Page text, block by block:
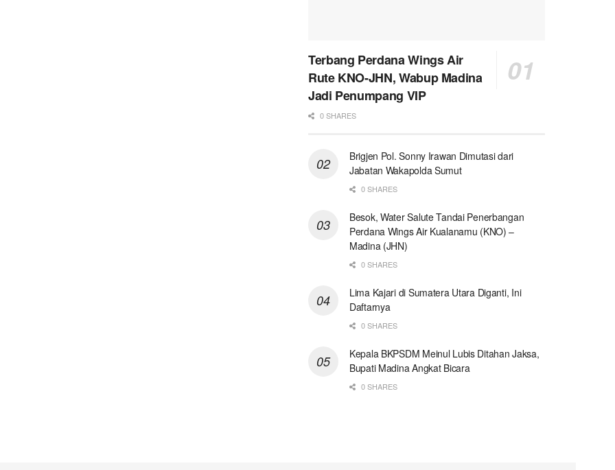
Terbang Perdana Wings Air
Rute KNO-JHN, Wabup Madina
Jadi Penumpang VIP
0 SHARES
Brigjen Pol. Sonny Irawan Dimutasi dari
Jabatan Wakapolda Sumut
0 SHARES
Besok, Water Salute Tandai Penerbangan
Perdana Wings Air Kualanamu (KNO) –
Madina (JHN)
0 SHARES
Lima Kajari di Sumatera Utara Diganti, Ini
Daftarnya
0 SHARES
Kepala BKPSDM Meinul Lubis Ditahan Jaksa,
Bupati Madina Angkat Bicara
0 SHARES